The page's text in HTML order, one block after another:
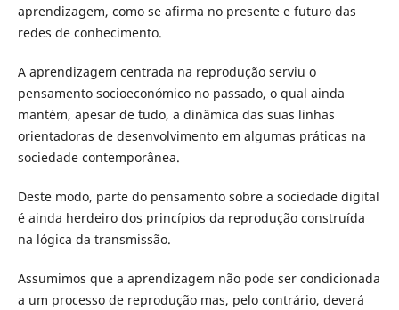
aprendizagem, como se afirma no presente e futuro das
redes de conhecimento.
A aprendizagem centrada na reprodução serviu o
pensamento socioeconómico no passado, o qual ainda
mantém, apesar de tudo, a dinâmica das suas linhas
orientadoras de desenvolvimento em algumas práticas na
sociedade contemporânea.
Deste modo, parte do pensamento sobre a sociedade digital
é ainda herdeiro dos princípios da reprodução construída
na lógica da transmissão.
Assumimos que a aprendizagem não pode ser condicionada
a um processo de reprodução mas, pelo contrário, deverá